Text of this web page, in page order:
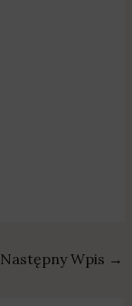
Następny Wpis →